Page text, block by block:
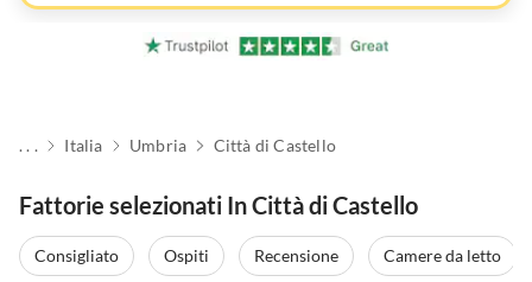
. . . Italia Umbria Città di Castello
Fattorie selezionati In Città di Castello
Consigliato Ospiti Recensione
Camere da letto